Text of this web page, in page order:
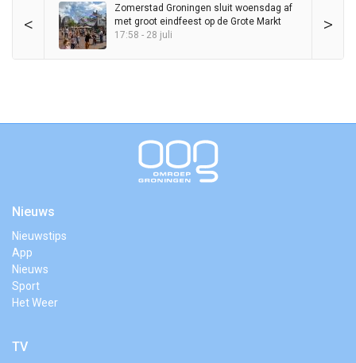
< >
Zomerstad Groningen sluit woensdag af
met groot eindfeest op de Grote Markt
17:58 - 28 juli
Nieuws
Nieuwstips
App
Nieuws
Sport
Het Weer
TV